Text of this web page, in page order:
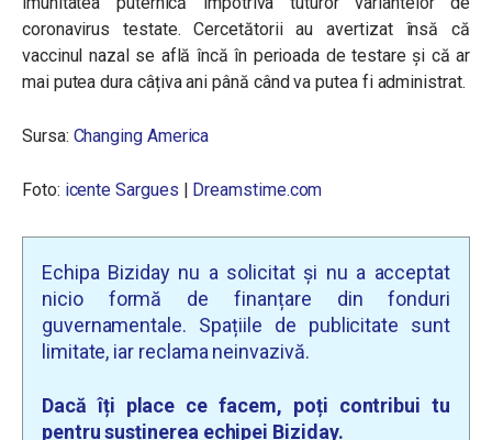
coronavirus testate. Cercetătorii au avertizat însă că
vaccinul nazal se află încă în perioada de testare și că ar
mai putea dura câțiva ani până când va putea fi administrat.
Sursa: Changing America
Foto: icente Sargues | Dreamstime.com
Echipa Biziday nu a solicitat și nu a acceptat
nicio formă de finanțare din fonduri
guvernamentale. Spațiile de publicitate sunt
limitate, iar reclama neinvazivă.
Dacă îți place ce facem, poți contribui tu
pentru susținerea echipei Biziday.